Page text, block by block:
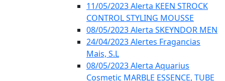
11/05/2023 Alerta KEEN STROCK
CONTROL STYLING MOUSSE
08/05/2023 Alerta SKEYNDOR MEN
24/04/2023 Alertes Fragancias
Mais, S.L
08/05/2023 Alerta Aquarius
Cosmetic MARBLE ESSENCE, TUBE